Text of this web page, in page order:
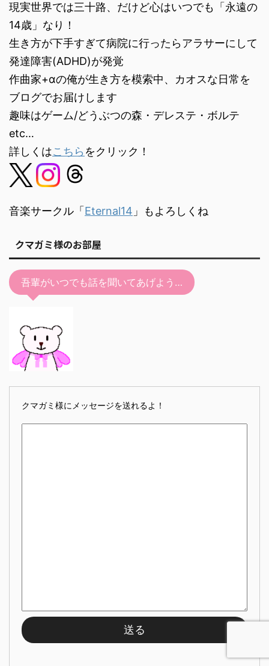
ー
ヤ
ー
現実世界では三十路、だけど心はいつでも「永遠の
14歳」なり！
生き方が下手すぎて病院に行ったらアラサーにして
発達障害(ADHD)が発覚
作曲家+αの俺が生き方を模索中、カオスな日常を
ブログでお届けします
趣味はゲーム/どうぶつの森・デレステ・ボルテ
etc…
詳しくはこちら をクリック！
音楽サークル「 Eternal14 」もよろしくね
クマガミ様のお部屋
吾輩がいつでも話を聞いてあげよう…
クマガミ様にメッセージを送れるよ！